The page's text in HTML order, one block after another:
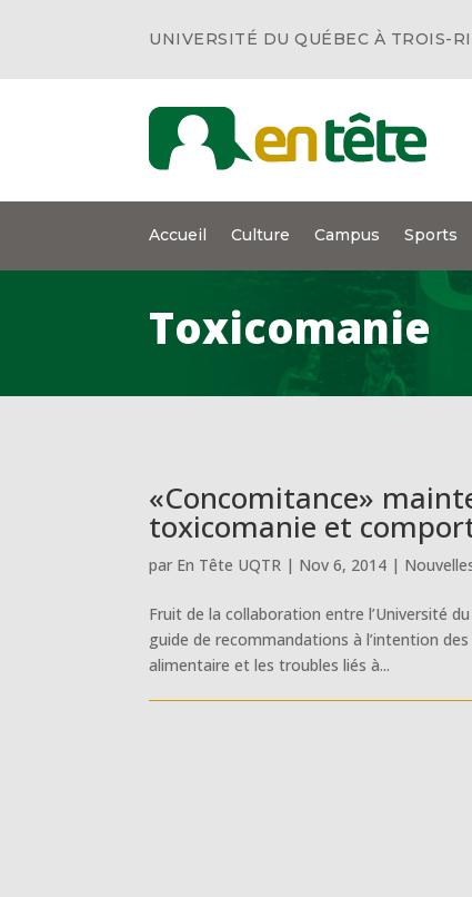
UNIVERSITÉ DU QUÉBEC À TROIS-
Accueil Culture Campus Sports
Toxicomanie
«Concomitance»
toxicomanie et
par En Tête UQTR | Nov 6, 2014 |
Fruit de la collaboration entre l’Université
guide de recommandations à l’intention
alimentaire et les troubles liés à...